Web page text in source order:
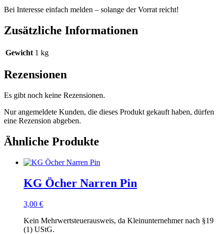
Bei Interesse einfach melden – solange der Vorrat reicht!
Zusätzliche Informationen
Gewicht 1 kg
Rezensionen
Es gibt noch keine Rezensionen.
Nur angemeldete Kunden, die dieses Produkt gekauft haben, dürfen
eine Rezension abgeben.
Ähnliche Produkte
KG Öcher Narren Pin
3,00 €
Kein Mehrwertsteuerausweis, da Kleinunternehmer nach §19
(1) UStG.